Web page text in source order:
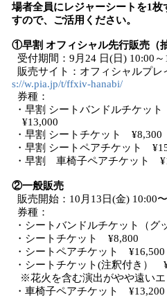
場者全員にレジャーシートを1枚
すので、ご活用ください。
①早割 オフィシャル先行販売（
受付期間：9月24 日(日) 10:00
販売サイト：オフィシャルプ
s://w.pia.jp/t/ffxiv-hanabi/
券種：
・早割 シートバンドルチケット
¥13,000
・早割 シートチケット ¥8,300
・早割 シートペアチケット
・早割 車椅子ペアチケット
②一般販売
販売開始：10月13日(金) 10:00〜
券種：
・シートバンドルチケット（
・シートチケット ¥8,800
・シートペアチケット ¥16,500
・シートチケット(注釈付き）
※花火を含む演出がやや遠いエ
・車椅子ペアチケット ¥13,200